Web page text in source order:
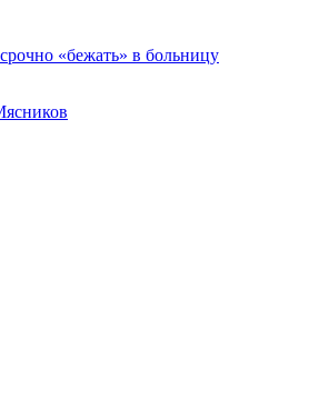
«бежать» в больницу